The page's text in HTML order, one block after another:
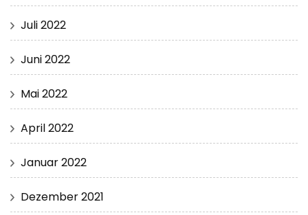
Juli 2022
Juni 2022
Mai 2022
April 2022
Januar 2022
Dezember 2021